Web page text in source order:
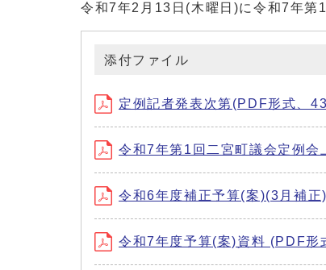
令和7年2月13日(木曜日)に令和7年第
添付ファイル
定例記者発表次第(PDF形式、
令和7年第1回二宮町議会定例
令和6年度補正予算(案)(3月補
令和7年度予算(案)資料 (PDF形